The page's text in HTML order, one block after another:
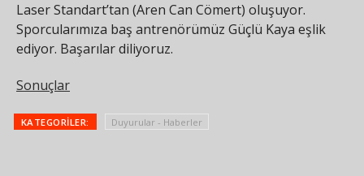
Laser Standart’tan (Aren Can Cömert) oluşuyor.
Sporcularımıza baş antrenörümüz Güçlü Kaya eşlik
ediyor. Başarılar diliyoruz.
Sonuçlar
KATEGORILER: Duyurular - Haberler